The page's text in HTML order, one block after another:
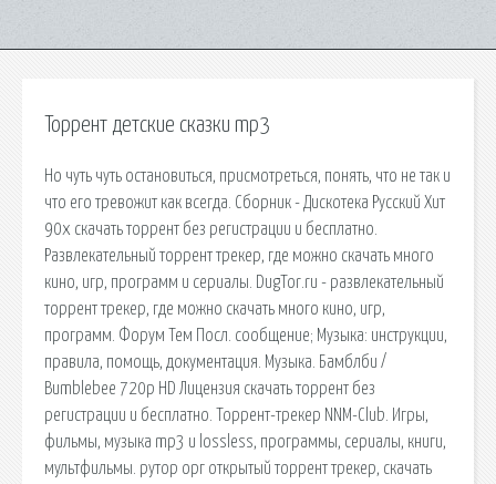
Торрент детские сказки mp3
Но чуть чуть остановиться, присмотреться, понять, что не так и
что его тревожит как всегда. Сборник - Дискотека Русский Хит
90х скачать торрент без регистрации и бесплатно.
Развлекательный торрент трекер, где можно скачать много
кино, игр, программ и сериалы. DugTor.ru - развлекательный
торрент трекер, где можно скачать много кино, игр,
программ. Форум Тем Посл. сообщение; Музыка: инструкции,
правила, помощь, документация. Музыка. Бамблби /
Bumblebee 720p HD Лицензия скачать торрент без
регистрации и бесплатно. Торрент-трекер NNM-Club. Игры,
фильмы, музыка mp3 и lossless, программы, сериалы, книги,
мультфильмы. рутор орг открытый торрент трекер, скачать